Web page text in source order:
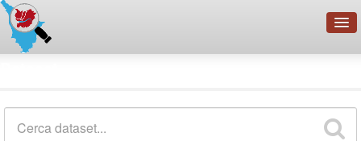
Organizzazioni